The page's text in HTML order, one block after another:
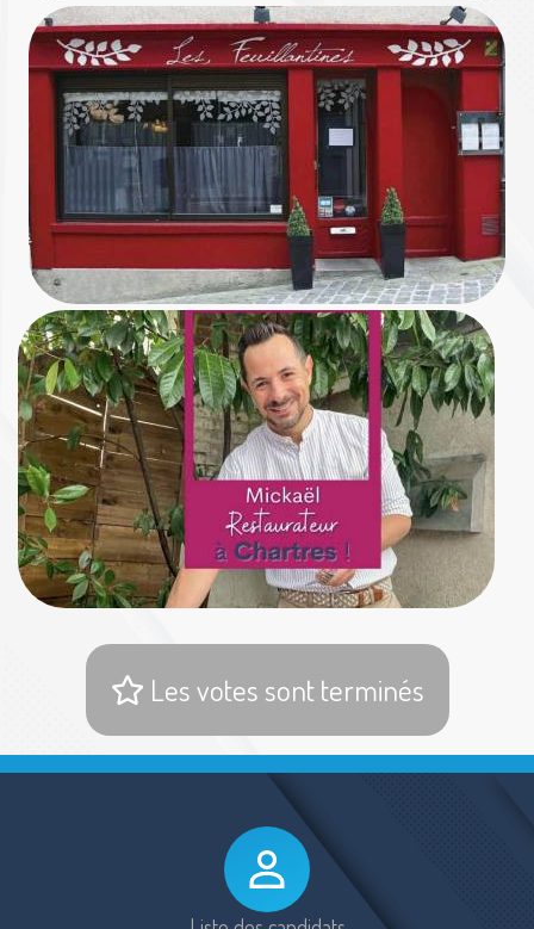
Les votes sont terminés